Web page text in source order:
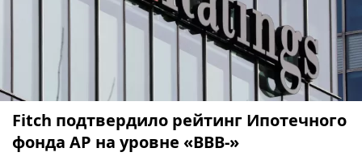
Fitch подтвердило рейтинг Ипотечного
фонда АР на уровне «BBB-»